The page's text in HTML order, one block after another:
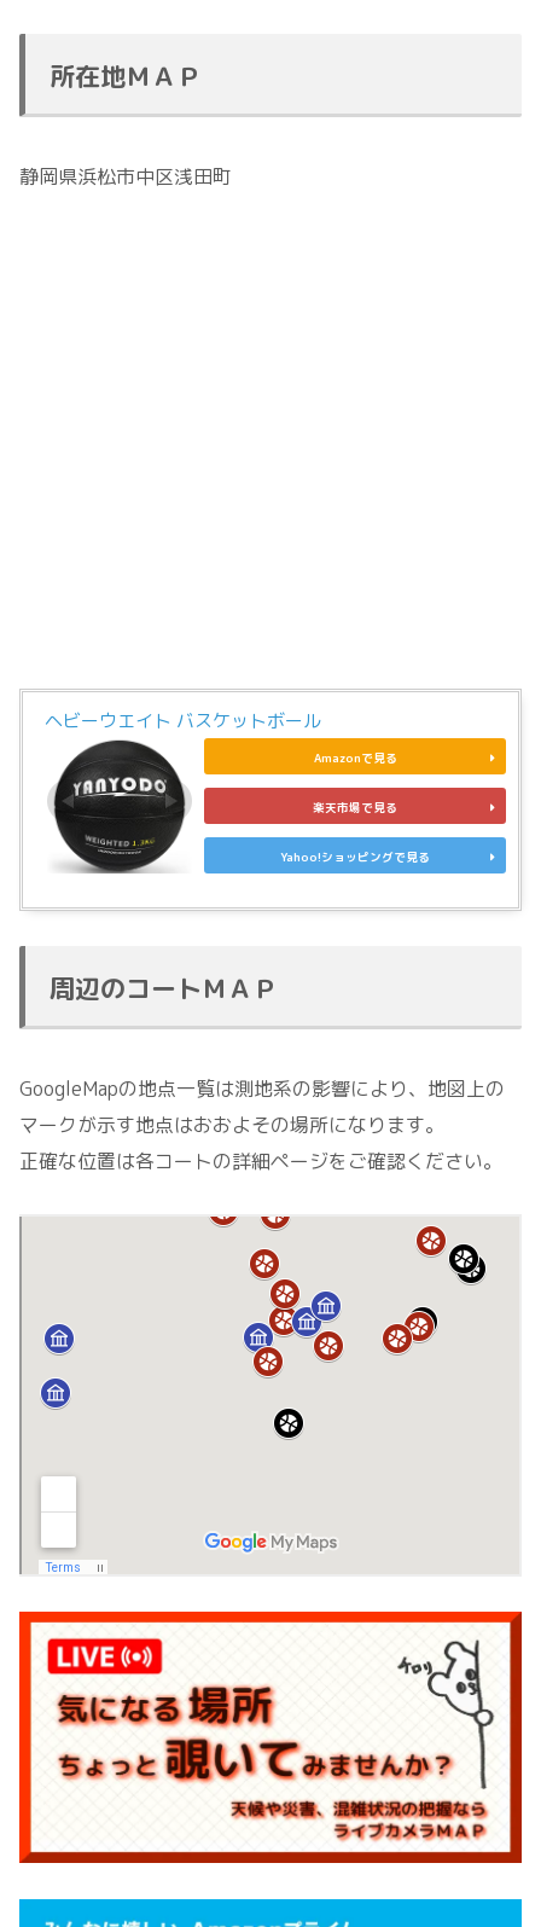
所在地ＭＡＰ
静岡県浜松市中区浅田町
ヘビーウエイト バスケットボール
Amazonで見る
楽天市場で見る
Yahoo!ショッピングで見る
周辺のコートＭＡＰ
GoogleMapの地点一覧は測地系の影響により、地図上の
マークが示す地点はおおよその場所になります。
正確な位置は各コートの詳細ページをご確認ください。